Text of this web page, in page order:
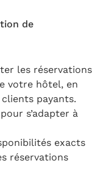
de
les réservations
votre hôtel, en
payants.
s’adapter à
exacts
réservations